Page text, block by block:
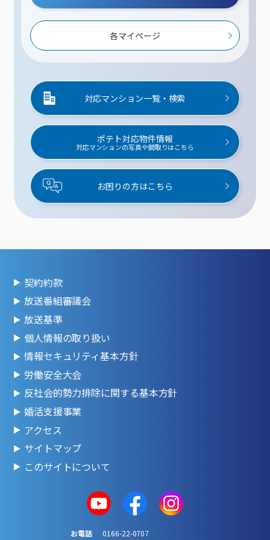
各マイページ
対応マンション一覧・検索
ポテト対応物件情報
対応マンションの写真や間取りはこちら
お困りの方はこちら
契約約款
放送番組審議会
放送基準
個人情報の取り扱い
情報セキュリティ基本方針
労働安全大会
反社会的勢力排除に関する基本方針
婚活支援事業
アクセス
サイトマップ
このサイトについて
お電話
0166-22-0707